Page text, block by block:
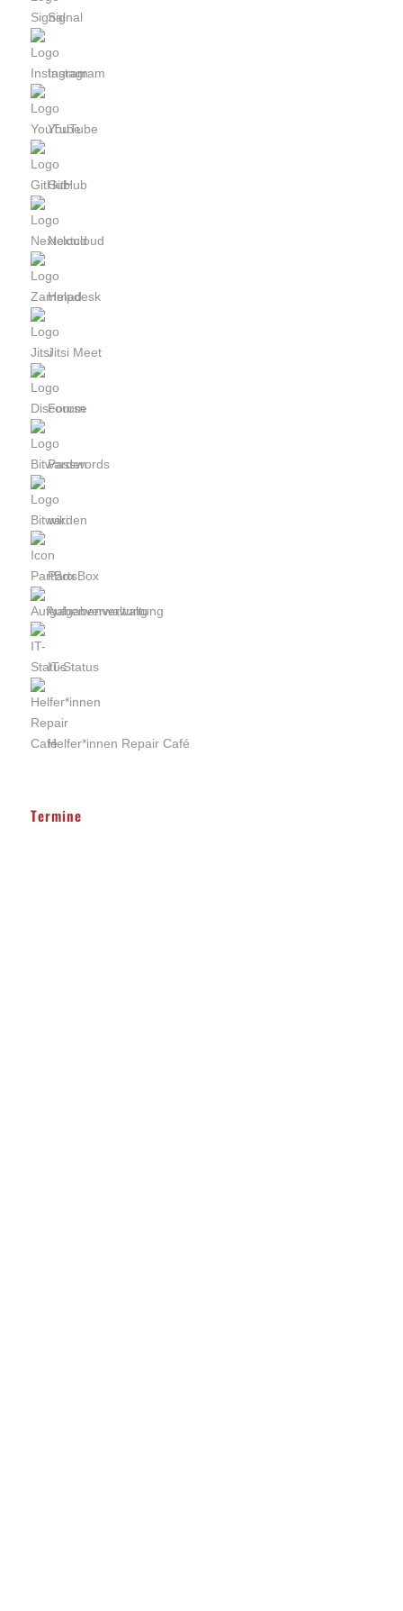
Signal
Instagram
YouTube
GitHub
Nextcloud
Helpdesk
Jitsi Meet
Forum
Passwords
wiki
PartsBox
Aufgabenverwaltung
IT-Status
Helfer*innen Repair Café
Termine